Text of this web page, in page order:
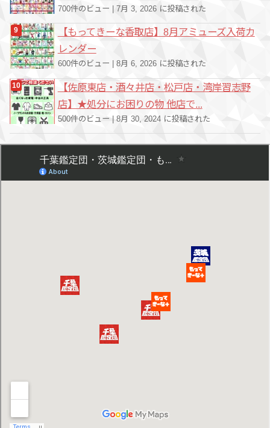
700件のビュー 7月 3, 2026 に投稿された
【もってきーな香取店】8月アミューズ入荷カ
レンダー
600件のビュー 8月 6, 2026 に投稿された
【佐原東店・酒々井店・松戸店・湾岸習志野
店】★処分にお困りの物 他店で...
500件のビュー | 8月 30, 2024 に投稿された